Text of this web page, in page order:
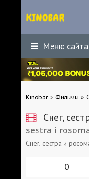
Меню сайта
Kinobar » Фильмы »
Снег,
sestra i
Снег, сестра и
0